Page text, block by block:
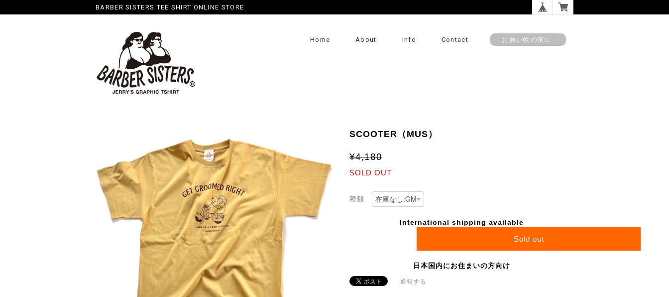
BARBER SISTERS TEE SHIRT ONLINE STORE
Home About Info Contact お買い物の前に
SCOOTER（MUS）
¥4,180
SOLD OUT
種類
International shipping available
Sold out
日本国内にお住まいの方向け
通報する